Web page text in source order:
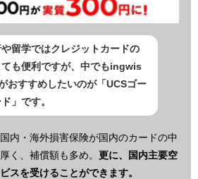
留学ではクレジットカードの
も便利ですが、中でもingwis
おすすめしたいのが「UCSゴー
」です。
内・海外損害保険が国内のカードの中
く、補償額も多め。 更に、国内主要空
スを受けることができます。